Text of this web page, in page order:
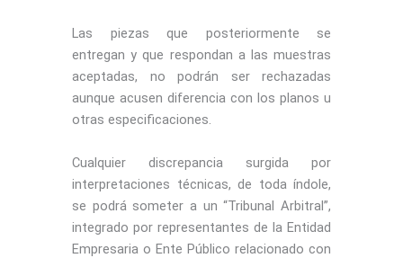
Las piezas que posteriormente se
entregan y que respondan a las muestras
aceptadas, no podrán ser rechazadas
aunque acusen diferencia con los planos u
otras especificaciones.
Cualquier discrepancia surgida por
interpretaciones técnicas, de toda índole,
se podrá someter a un “Tribunal Arbitral”,
integrado por representantes de la Entidad
Empresaria o Ente Público relacionado con